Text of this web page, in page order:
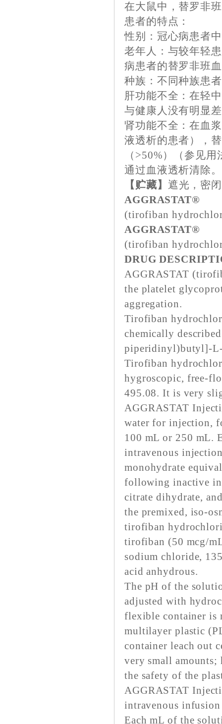
在大鼠中，替罗非
患者的特点：
性别：冠心病患者
老年人：与较年轻
病患者的替罗非班
种族：不同种族患
肝功能不全：在轻
与健康人没有明显
肾功能不全：在血
液透析的患者），
（>50%）（参见
通过血液透析清除。
【贮藏】 遮光，密
AGGRASTAT®
(tirofiban
AGGRASTAT®
(tirofiban
DRUG
AGGRASTAT
the platelet
aggregation.
Tirofiban
chemically
piperidinyl)butyl]-L-
Tirofiban
hygroscopic, free-
495.08. It is very
AGGRASTAT
water for injection,
100 mL or 250 mL.
intravenous
monohydrate
following inactive
citrate dihydrate,
the premixed, iso-
tirofiban
tirofiban (50 mcg/
sodium chloride,
acid anhydrous.
The pH of the
adjusted with
flexible container is
multilayer plastic
container leach out
very small
the safety of the
AGGRASTAT
intravenous
Each mL of the